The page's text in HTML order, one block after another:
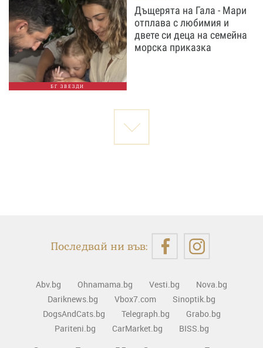
БГ ЗВЕЗДИ
Дъщерята на Гала - Мари
отплава с любимия и
двете си деца на семейна
морска приказка
Последвай ни във:
Abv.bg Ohnamama.bg Vesti.bg
Nova.bg
Dariknews.bg
Vbox7.com
Sinoptik.bg
DogsAndCats.bg
Telegraph.bg
Grabo.bg
Pariteni.bg
CarMarket.bg
BISS.bg